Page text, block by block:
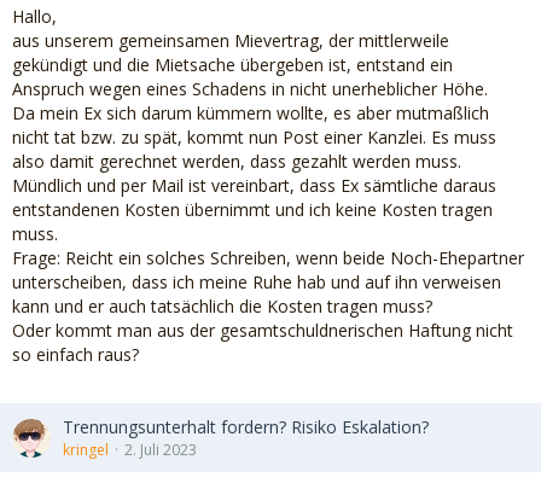
Hallo,
aus unserem gemeinsamen Mievertrag, der mittlerweile
gekündigt und die Mietsache übergeben ist, entstand ein
Anspruch wegen eines Schadens in nicht unerheblicher Höhe.
Da mein Ex sich darum kümmern wollte, es aber mutmaßlich
nicht tat bzw. zu spät, kommt nun Post einer Kanzlei. Es muss
also damit gerechnet werden, dass gezahlt werden muss.
Mündlich und per Mail ist vereinbart, dass Ex sämtliche daraus
entstandenen Kosten übernimmt und ich keine Kosten tragen
muss.
Frage: Reicht ein solches Schreiben, wenn beide Noch-Ehepartner
unterscheiben, dass ich meine Ruhe hab und auf ihn verweisen
kann und er auch tatsächlich die Kosten tragen muss?
Oder kommt man aus der gesamtschuldnerischen Haftung nicht
so einfach raus?
Trennungsunterhalt fordern? Risiko Eskalation?
kringel 2. Juli 2023